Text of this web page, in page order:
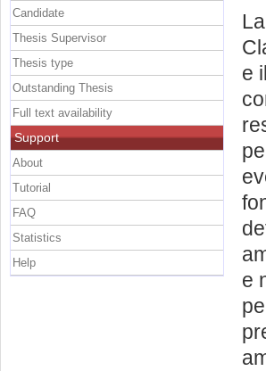
e
e
Candidate
Thesis Supervisor
Thesis type
Outstanding Thesis
Full text availability
Support
About
Tutorial
FAQ
Statistics
Help